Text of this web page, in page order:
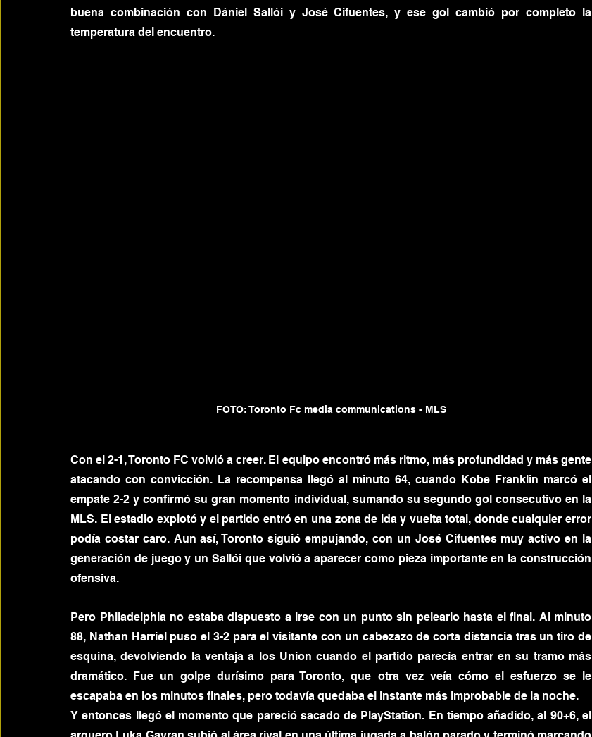
buena combinación con Dániel Sallói y José Cifuentes, y ese gol cambió por completo la
temperatura del encuentro.
FOTO: Toronto Fc media communications - MLS
Con el 2-1, Toronto FC volvió a creer. El equipo encontró más ritmo, más profundidad y más gente
atacando con convicción. La recompensa llegó al minuto 64, cuando Kobe Franklin marcó el
empate 2-2 y confirmó su gran momento individual, sumando su segundo gol consecutivo en la
MLS. El estadio explotó y el partido entró en una zona de ida y vuelta total, donde cualquier error
podía costar caro. Aun así, Toronto siguió empujando, con un José Cifuentes muy activo en la
generación de juego y un Sallói que volvió a aparecer como pieza importante en la construcción
ofensiva.
Pero Philadelphia no estaba dispuesto a irse con un punto sin pelearlo hasta el final. Al minuto
88, Nathan Harriel puso el 3-2 para el visitante con un cabezazo de corta distancia tras un tiro de
esquina, devolviendo la ventaja a los Union cuando el partido parecía entrar en su tramo más
dramático. Fue un golpe durísimo para Toronto, que otra vez veía cómo el esfuerzo se le
escapaba en los minutos finales, pero todavía quedaba el instante más improbable de la noche.
Y entonces llegó el momento que pareció sacado de PlayStation. En tiempo añadido, al 90+6, el